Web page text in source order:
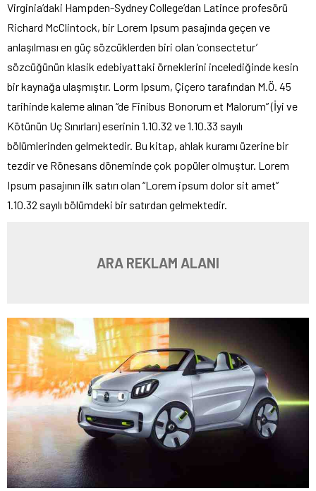
Virginia’daki Hampden-Sydney College’dan Latince profesörü
Richard McClintock, bir Lorem Ipsum pasajında geçen ve
anlaşılması en güç sözcüklerden biri olan ‘consectetur’
sözcüğünün klasik edebiyattaki örneklerini incelediğinde kesin
bir kaynağa ulaşmıştır. Lorm Ipsum, Çiçero tarafından M.Ö. 45
tarihinde kaleme alınan “de Finibus Bonorum et Malorum” (İyi ve
Kötünün Uç Sınırları) eserinin 1.10.32 ve 1.10.33 sayılı
bölümlerinden gelmektedir. Bu kitap, ahlak kuramı üzerine bir
tezdir ve Rönesans döneminde çok popüler olmuştur. Lorem
Ipsum pasajının ilk satırı olan “Lorem ipsum dolor sit amet”
1.10.32 sayılı bölümdeki bir satırdan gelmektedir.
ARA REKLAM ALANI